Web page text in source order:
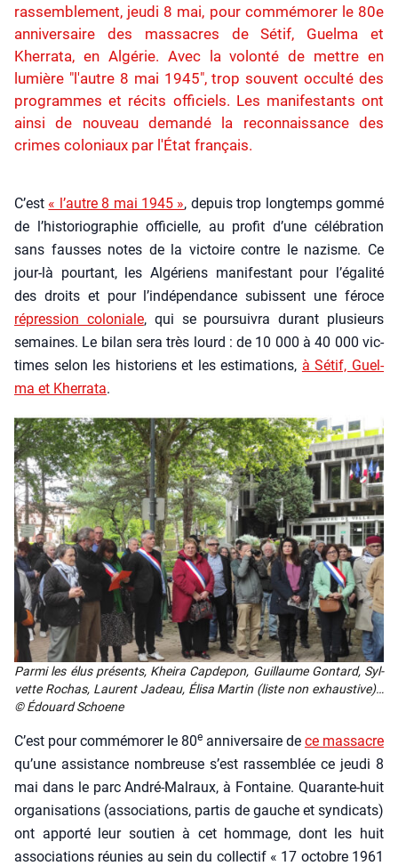
rassemblement, jeudi 8 mai, pour commémorer le 80e
anniversaire des massacres de Sétif, Guelma et
Kherrata, en Algérie. Avec la volonté de mettre en
lumière "l'autre 8 mai 1945", trop souvent occulté des
programmes et récits officiels. Les manifestants ont
ainsi de nouveau demandé la reconnaissance des
crimes coloniaux par l'État français.
C’est « l’autre 8 mai 1945 », depuis trop long­temps gom­mé
de l’his­to­rio­gra­phie offi­cielle, au pro­fit d’une célé­bra­tion
sans fausses notes de la vic­toire contre le nazisme. Ce
jour-là pour­tant, les Algé­riens mani­fes­tant pour l’é­ga­li­té
des droits et pour l’in­dé­pen­dance subissent une féroce
répres­sion colo­niale, qui se pour­sui­vra durant plu­sieurs
semaines. Le bilan sera très lourd : de 10 000 à 40 000 vic­
times selon les his­to­riens et les esti­ma­tions, à Sétif, Guel­
ma et Kher­ra­ta.
Par­mi les élus pré­sents, Khei­ra Cap­de­pon, Guillaume Gon­tard, Syl­
vette Rochas, Laurent Jadeau, Éli­sa Mar­tin (liste non exhaus­tive)…
© Édouard Schoene
C’est pour com­mé­mo­rer le 80e anni­ver­saire de ce mas­sacre
qu’une assis­tance nom­breuse s’est ras­sem­blée ce jeu­di 8
mai dans le parc André-Mal­raux, à Fon­taine. Qua­rante-huit
orga­ni­sa­tions (asso­cia­tions, par­tis de gauche et syn­di­cats)
ont appor­té leur sou­tien à cet hom­mage, dont les huit
asso­cia­tions réunies au sein du col­lec­tif « 17 octobre 1961